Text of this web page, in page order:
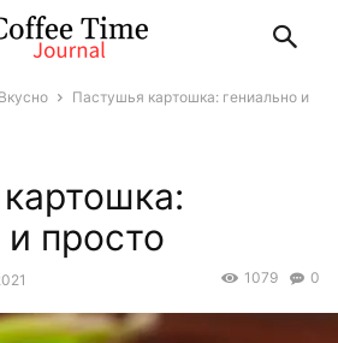
Вкусно
Пастушья картошка: гениально и
и просто
0
1079